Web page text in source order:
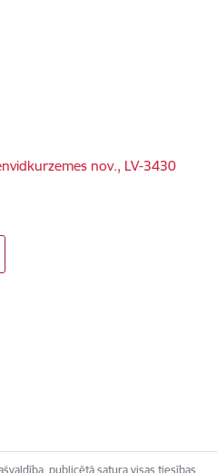
nov., LV-3430
publicētā satura visas tiesības